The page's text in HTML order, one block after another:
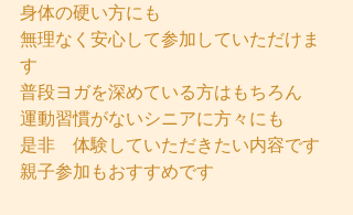
身体の硬い方にも
無理なく安心して参加していただけま
す
普段ヨガを深めている方はもちろん
運動習慣がないシニアに方々にも
是非　体験していただきたい内容です
親子参加もおすすめです